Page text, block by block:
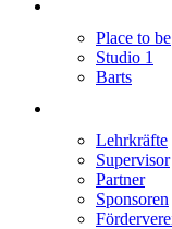
Place to be
Studio 1
Barts
Lehrkräfte
Supervisor
Partner
Sponsoren